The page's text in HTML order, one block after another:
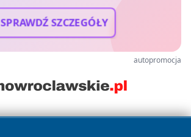
SPRAWDŹ SZCZEGÓŁY
autopromocja